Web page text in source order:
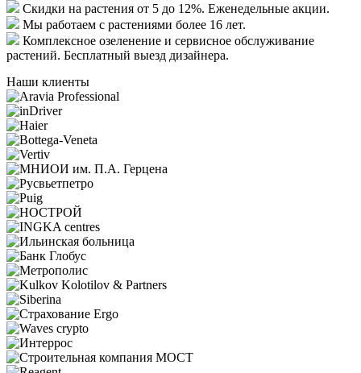
Скидки на растения от 5 до 12%. Еженедельные акции.
Мы работаем с растениями более 16 лет.
Комплексное озеленение и сервисное обслуживание
растений. Бесплатный выезд дизайнера.
Наши клиенты